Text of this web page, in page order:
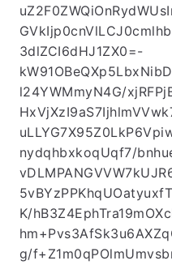
3dlZCI6dHJ1ZX0=-
l24YWMmyN4G/
nydqhbxkoqUqf7/
K/
g/